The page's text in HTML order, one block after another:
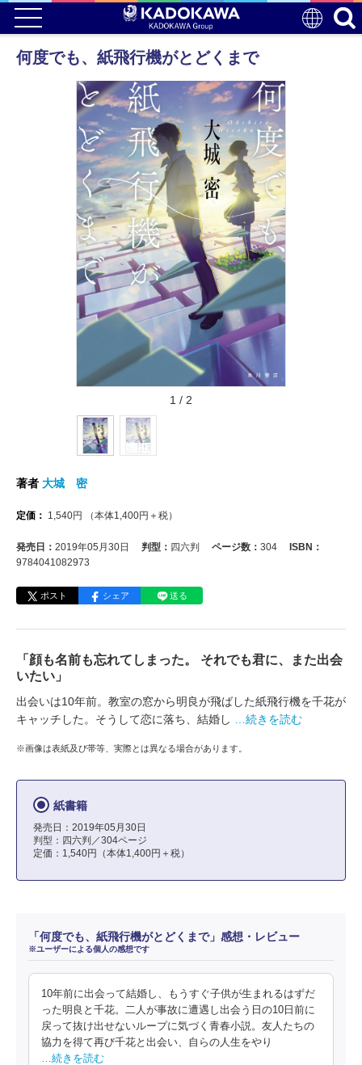
何度でも、紙飛行機がとどくまで
1 / 2
著者 大城 密
定価： 1,540円 （本体1,400円＋税）
発売日： 2019年05月30日 判型： 四六判 ページ数： 304
ISBN：
9784041082973
ポスト シェア 送る
「顔も名前も忘れてしまった。 それでも君に、また出会
いたい」
出会いは10年前。教室の窓から明良が飛ばした紙飛行機を千花が
キャッチした。そうして恋に落ち、結婚し
…続きを読む
※画像は表紙及び帯等、実際とは異なる場合があります。
紙書籍
発売日：2019年05月30日
判型：四六判／304ページ
定価：1,540円（本体1,400円＋税）
「何度でも、紙飛行機がとどくまで」感想・レビュー
※ユーザーによる個人の感想です
10年前に出会って結婚し、もうすぐ子供が生まれるはずだ
った明良と千花。二人が事故に遭遇し出会う日の10日前に
戻って抜け出せないループに気づく青春小説。友人たちの
協力を得て再び千花と出会い、自らの人生をやり
…続きを読む